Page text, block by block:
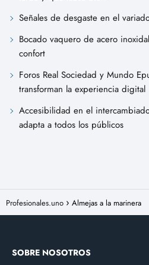
Señales de desgaste en el
Bocado vaquero de acero
confort
Foros Real Sociedad y Mundo
transforman la experiencia digital
Accesibilidad en el
adapta a todos los públicos
Profesionales.uno Almejas a la marinera
SOBRE NOSOTROS